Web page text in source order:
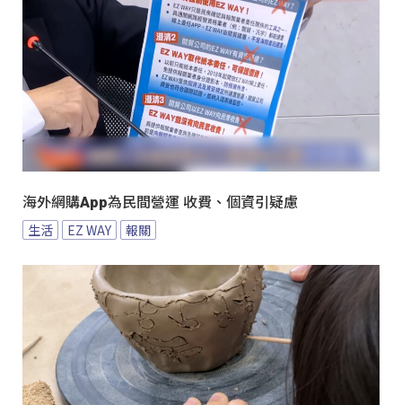
海外網購App為民間營運 收費、個資引疑慮
生活 EZ WAY 報關